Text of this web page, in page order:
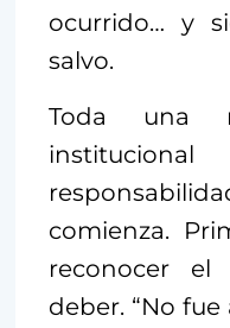
ocurrido… y
salvo.
Toda una
comienza.
reconocer el
deber. “No